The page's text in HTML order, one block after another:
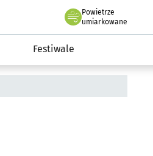
Powietrze
we Wrocławiu
umiarkowane
Festiwale